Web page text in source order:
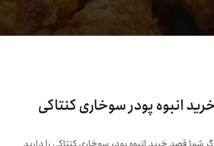
انبوه پودر سوخاری کنتاکی